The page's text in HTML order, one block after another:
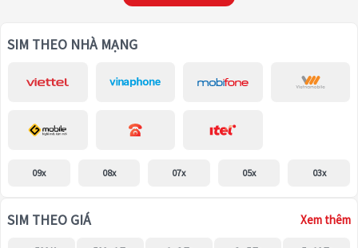
SIM THEO NHÀ MẠNG
09x 08x 07x 05x 03x
SIM THEO GIÁ Xem thêm